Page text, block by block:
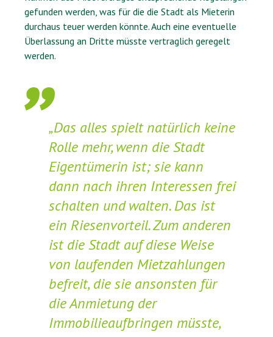
gefunden werden, was für die die Stadt als Mieterin
durchaus teuer werden könnte. Auch eine eventuelle
Überlassung an Dritte müsste vertraglich geregelt
werden.
„Das alles spielt natürlich keine
Rolle mehr, wenn die Stadt
Eigentümerin ist; sie kann
dann nach ihren Interessen frei
schalten und walten. Das ist
ein Riesenvorteil. Zum anderen
ist die Stadt auf diese Weise
von laufenden Mietzahlungen
befreit, die sie ansonsten für
die Anmietung der
Immobilieaufbringen müsste,